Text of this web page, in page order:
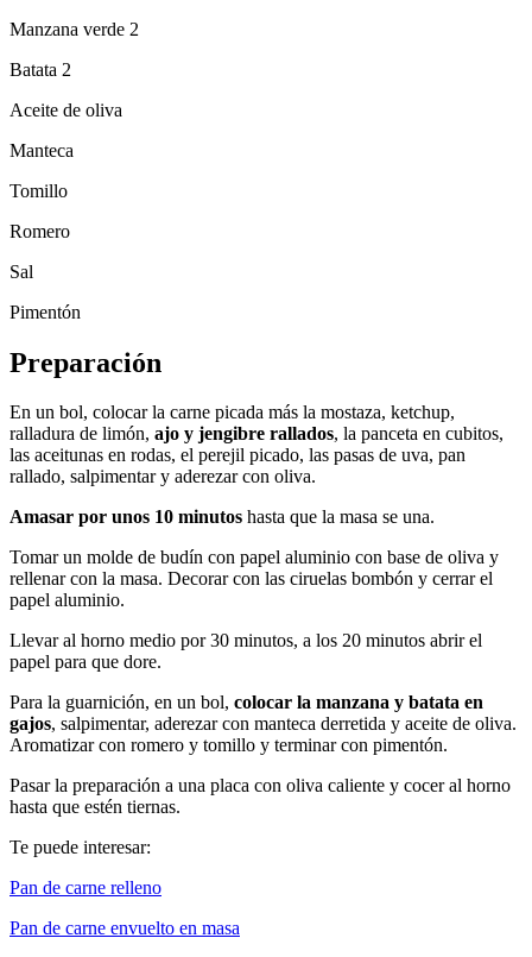
Manzana verde 2
Batata 2
Aceite de oliva
Manteca
Tomillo
Romero
Sal
Pimentón
Preparación
En un bol, colocar la carne picada más la mostaza, ketchup,
ralladura de limón, ajo y jengibre rallados, la panceta en cubitos,
las aceitunas en rodas, el perejil picado, las pasas de uva, pan
rallado, salpimentar y aderezar con oliva.
Amasar por unos 10 minutos hasta que la masa se una.
Tomar un molde de budín con papel aluminio con base de oliva y
rellenar con la masa. Decorar con las ciruelas bombón y cerrar el
papel aluminio.
Llevar al horno medio por 30 minutos, a los 20 minutos abrir el
papel para que dore.
Para la guarnición, en un bol, colocar la manzana y batata en
gajos, salpimentar, aderezar con manteca derretida y aceite de oliva.
Aromatizar con romero y tomillo y terminar con pimentón.
Pasar la preparación a una placa con oliva caliente y cocer al horno
hasta que estén tiernas.
Te puede interesar:
Pan de carne relleno
Pan de carne envuelto en masa